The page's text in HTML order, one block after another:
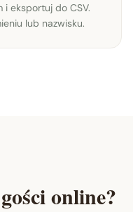
eksportuj do CSV.
lub nazwisku.
online?